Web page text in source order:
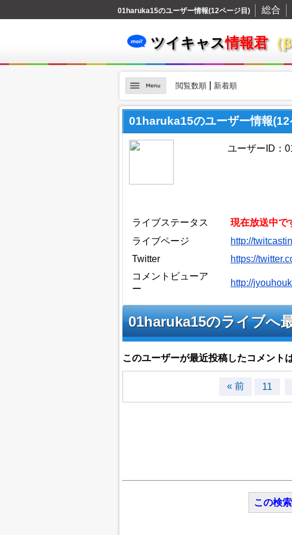
01haruka15のユーザー情報(12ページ目) 総合
ツイキャス情報君（β
閲覧数順| 新着順
01haruka15のユーザー情報(12
ユーザーID：
ライブステータス 現在放送中で
ライブページ
http://
Twitter
https://
コメントビューア
ー
http://
01haruka15のライブへ
このユーザーが最近投稿したコメント
« 前 11
この検